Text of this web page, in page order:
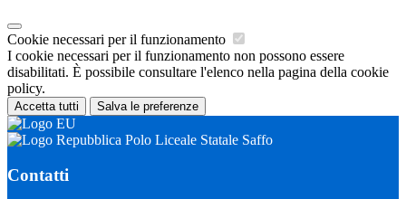
Cookie necessari per il funzionamento
I cookie necessari per il funzionamento non possono essere
disabilitati. È possibile consultare l'elenco nella pagina della cookie
policy.
Accetta tutti Salva le preferenze
Polo Liceale Statale Saffo
Contatti